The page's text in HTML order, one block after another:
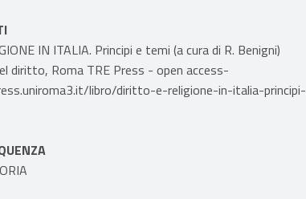
IN ITALIA. Principi e temi (a cura di R. Benigni)
diritto, Roma TRE Press - open access-
libro/diritto-e-religione-in-italia-